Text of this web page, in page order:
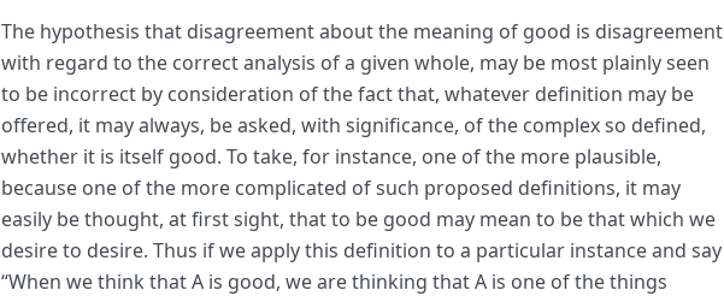
The hypothesis that disagreement about the meaning of good is disagreement
with regard to the correct analysis of a given whole, may be most plainly seen
to be incorrect by consideration of the fact that, whatever definition may be
offered, it may always, be asked, with significance, of the complex so defined,
whether it is itself good. To take, for instance, one of the more plausible,
because one of the more complicated of such proposed definitions, it may
easily be thought, at first sight, that to be good may mean to be that which we
desire to desire. Thus if we apply this definition to a particular instance and say
“When we think that A is good, we are thinking that A is one of the things